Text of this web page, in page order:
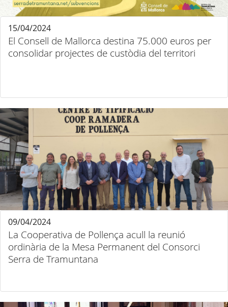
El Consell de Mallorca destina 75.000 euros per
consolidar projectes de custòdia del territori
15/04/2024
La Cooperativa de Pollença acull la reunió
ordinària de la Mesa Permanent del Consorci
Serra de Tramuntana
09/04/2024